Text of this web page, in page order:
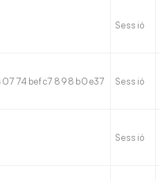
Sessió
Sessió
Sessió